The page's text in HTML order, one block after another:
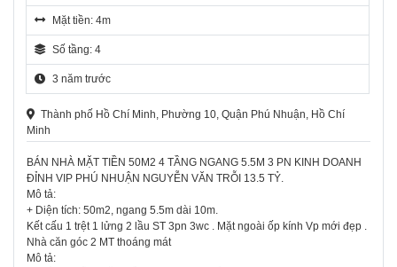
Mặt tiền: 4m
Số tầng: 4
3 năm trước
Thành phố Hồ Chí Minh, Phường 10, Quận Phú Nhuận, Hồ Chí
Minh
BÁN NHÀ MẶT TIỀN 50M2 4 TẦNG NGANG 5.5M 3 PN KINH DOANH
ĐỈNH VIP PHÚ NHUẬN NGUYỄN VĂN TRỖI 13.5 TỶ.
Mô tả:
+ Diện tích: 50m2, ngang 5.5m dài 10m.
Kết cấu 1 trệt 1 lửng 2 lầu ST 3pn 3wc . Mặt ngoài ốp kính Vp mới đẹp .
Nhà căn góc 2 MT thoáng mát
Mô tả: